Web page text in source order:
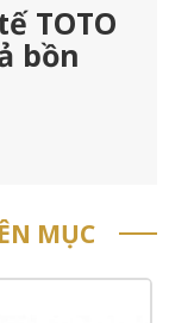
TOTO
bồn
MỤC